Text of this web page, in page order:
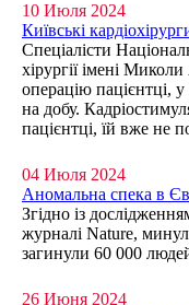
10 Июля 2024
Київські
Спеціалісти
хірургії імені
операцію пацієнтці,
на добу.
пацієнтці, їй вже не
04 Июля 2024
Аномальна спека в
Згідно із
журналі Nature,
загинули 60 000
26 Июня 2024